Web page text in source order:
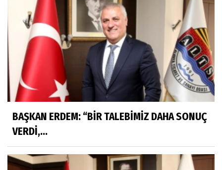
BAŞKAN ERDEM: “BİR TALEBİMİZ DAHA SONUÇ
VERDİ,...